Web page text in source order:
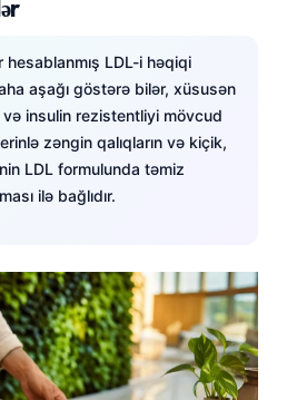
LDL-i həqiqi
aşağı göstərə bilər, xüsusən
və insulin rezistentliyi mövcud
zəngin qalıqların və kiçik,
LDL formulunda təmiz
ilə bağlıdır.